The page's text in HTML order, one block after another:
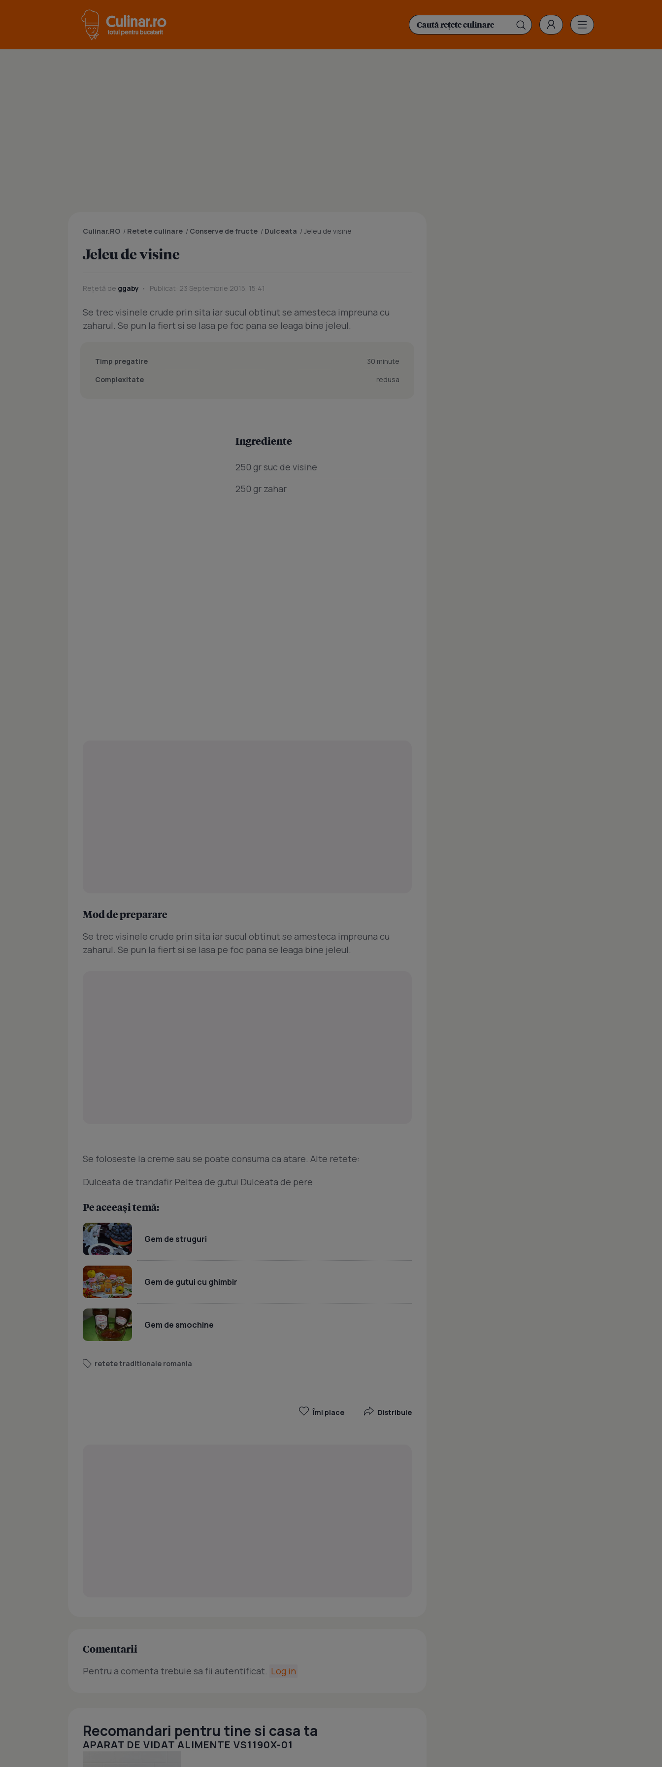
Culinar.RO / Retete culinare / Conserve de fructe / Dulceata /Jeleu de visine
Jeleu de visine
Rețetă de ggaby Publicat: 23 Septembrie 2015, 15:41
Se trec visinele crude prin sita iar sucul obtinut se amesteca impreuna cu
zaharul. Se pun la fiert si se lasa pe foc pana se leaga bine jeleul.
Timp pregatire
30 minute
Complexitate
redusa
Ingrediente
250 gr suc de visine
250 gr zahar
Mod de preparare
Se trec visinele crude prin sita iar sucul obtinut se amesteca impreuna cu
zaharul. Se pun la fiert si se lasa pe foc pana se leaga bine jeleul.
Se foloseste la creme sau se poate consuma ca atare. Alte retete:
Dulceata de trandafir Peltea de gutui Dulceata de pere
Pe aceeași temă:
Gem de struguri
Gem de gutui cu ghimbir
Gem de smochine
retete traditionale romania
Îmi place Distribuie
Comentarii
Pentru a comenta trebuie sa fii autentificat. Log in
Recomandari pentru tine si casa ta
APARAT DE VIDAT ALIMENTE VS1190X-01